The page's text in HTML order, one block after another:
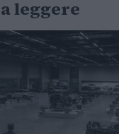
leggere